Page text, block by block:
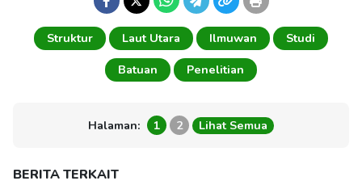
Struktur Laut Utara Ilmuwan
Studi
Batuan
Penelitian
Halaman: 1 2 Lihat Semua
BERITA TERKAIT